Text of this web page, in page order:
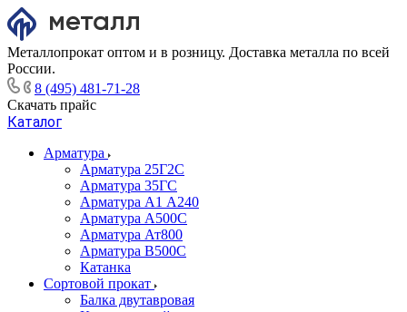
Металлопрокат оптом и в розницу. Доставка металла по всей
России.
8 (495) 481-71-28
Скачать прайс
Каталог
Арматура
Арматура 25Г2С
Арматура 35ГС
Арматура А1 А240
Арматура А500С
Арматура Ат800
Арматура В500С
Катанка
Сортовой прокат
Балка двутавровая